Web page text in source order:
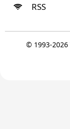
RSS
© 1993-2026